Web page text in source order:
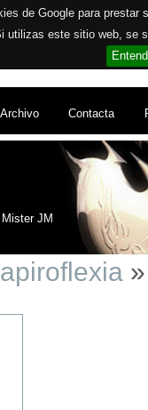
de Google para
utilizas este sitio web, se
Archivo Contacta
JM